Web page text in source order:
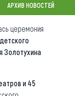
АРХИВ НОВОСТЕЙ
церемония
Золотухина
и 45